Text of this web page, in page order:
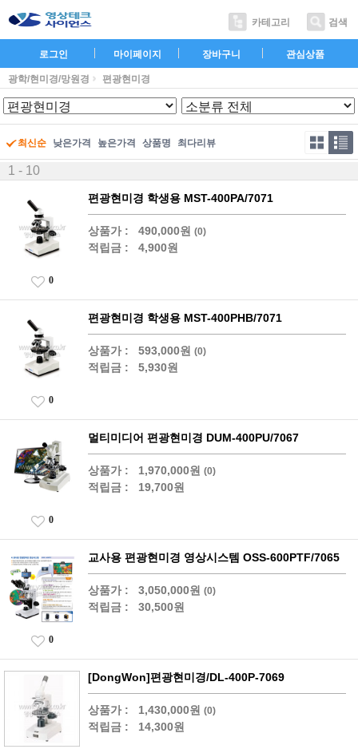
카테고리 검색
로그인 마이페이지 장바구니 관심상품
광학/현미경/망원경 편광현미경
최신순 낮은가격 높은가격 상품명 최다리뷰
1 - 10
편광현미경 학생용 MST-400PA/7071
상품가 : 490,000원 (0)
적립금 : 4,900원
0
편광현미경 학생용 MST-400PHB/7071
상품가 : 593,000원 (0)
적립금 : 5,930원
0
멀티미디어 편광현미경 DUM-400PU/7067
상품가 : 1,970,000원 (0)
적립금 : 19,700원
0
교사용 편광현미경 영상시스템 OSS-600PTF/7065
상품가 : 3,050,000원 (0)
적립금 : 30,500원
0
[DongWon]편광현미경/DL-400P-7069
상품가 : 1,430,000원 (0)
적립금 : 14,300원